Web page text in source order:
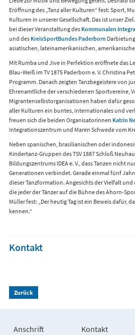
Eröffnung des „Tanz aller Kulturen“ fest: Sport,
Kulturen in unserer Gesellschaft. Das ist unser
bei dieser Veranstaltung des Kommunalen
und des KreisSportBundes Paderborn
asiatischen, lateinamerikanischen,
Mit Rumba und Jive in Perfektion eröffnete das
Blau-Weiß im TV 1875 Paderborn e. V. Christina
Programm. Danach zeigten Tanzbegeistere von
Ehrenamtliche der verschiedenen Sportvereine,
Migrantenselbstorganisationen haben dafür
aller Kulturen ein buntes, internationales und
freuen sich die beiden Organisatorinnen Katrin
Integrationszentrum und Maren Schwede vom
Neben spanischen, brasilianischen oder
Kindertanz-Gruppen des TSV 1887 Schloß
Bildungszentrums IDEA e. V., dass Tanzen nicht
Generationen verbindet. Gerade einmal fünf
dieser Tanzformation. Angesichts der Vielfalt und
die jeder der Tänzer auf die Bühne des Ahorn-
Müller fest: „Der heutig Tag ist ein Beweis dafür,
kennen.“
Kontakt
Zurück
Anschrift Kontakt